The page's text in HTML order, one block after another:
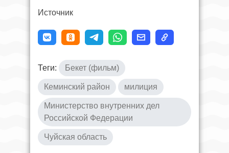
Источник
Теги: Бекет (фильм)
Кеминский район милиция
Министерство внутренних дел
Российской Федерации
Чуйская область